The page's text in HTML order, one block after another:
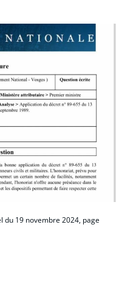
du 19 novembre 2024, page